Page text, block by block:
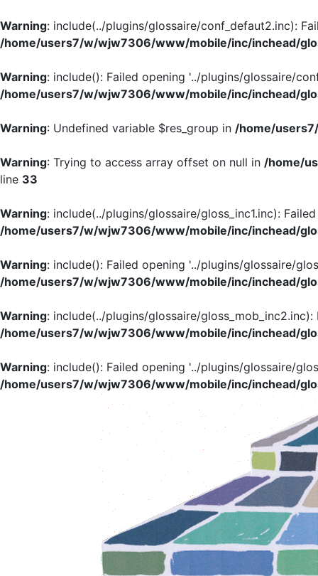
Warning: include(../plugins/glossaire/conf_defaut2.inc):
/home/users7/w/wjw7306/www/mobile/inc/inchead/
Warning: include(): Failed opening '../plugins/glossaire/
/home/users7/w/wjw7306/www/mobile/inc/inchead/
Warning: Undefined variable $res_group in /home/
Warning: Trying to access array offset on null in /home/
line 33
Warning: include(../plugins/glossaire/gloss_inc1.inc):
/home/users7/w/wjw7306/www/mobile/inc/inchead/
Warning: include(): Failed opening '../plugins/glossaire/
/home/users7/w/wjw7306/www/mobile/inc/inchead/
Warning: include(../plugins/glossaire/
/home/users7/w/wjw7306/www/mobile/inc/inchead/
Warning: include(): Failed opening '../plugins/glossaire/
/home/users7/w/wjw7306/www/mobile/inc/inchead/